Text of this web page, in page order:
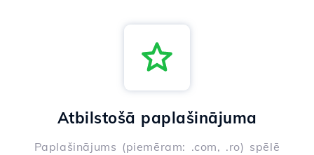
Atbilstošā paplašinājuma
Paplašinājums (piemēram: .com, .ro) spēlē